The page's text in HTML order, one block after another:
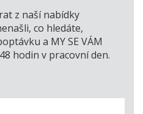
z naší nabídky
co hledáte,
a MY SE VÁM
hodin v pracovní den.